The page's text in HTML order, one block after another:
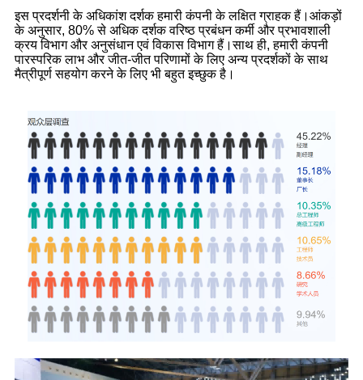
इस प्रदर्शनी के अधिकांश दर्शक हमारी कंपनी के लक्षित ग्राहक हैं।आंकड़ों
के अनुसार, 80% से अधिक दर्शक वरिष्ठ प्रबंधन कर्मी और प्रभावशाली
क्रय विभाग और अनुसंधान एवं विकास विभाग हैं।साथ ही, हमारी कंपनी
पारस्परिक लाभ और जीत-जीत परिणामों के लिए अन्य प्रदर्शकों के साथ
मैत्रीपूर्ण सहयोग करने के लिए भी बहुत इच्छुक है।